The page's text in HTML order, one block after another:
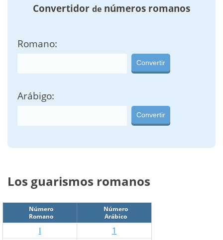
Convertidor de números romanos
Romano:
Convertir
Arábigo:
Convertir
Los guarismos romanos
Número
Romano
Número
Arábico
I
1